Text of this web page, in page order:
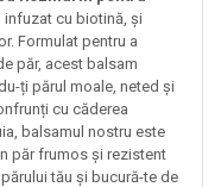
, infuzat cu biotină, și
Formulat pentru a
păr, acest balsam
ți părul moale, neted și
cu căderea
balsamul nostru este
păr frumos și rezistent
tău și bucură-te de